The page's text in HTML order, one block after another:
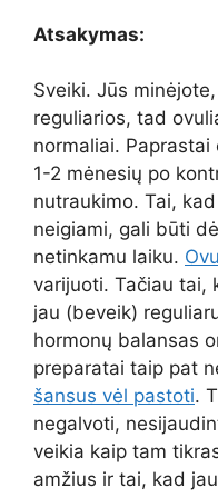
Atsakymas:
Sveiki. Jūs
reguliarios, tad
normaliai.
1-2 mėnesių po
nutraukimo. Tai,
neigiami, gali būti
netinkamu laiku.
varijuoti. Tačiau tai,
jau (beveik)
hormonų balansas
preparatai taip pat
šansus vėl pastoti.
negalvoti,
veikia kaip tam
amžius ir tai, kad